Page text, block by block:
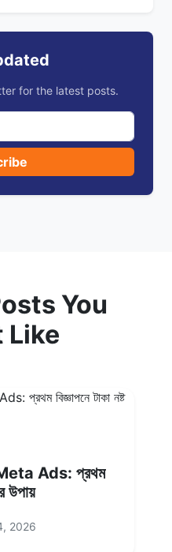
for the latest posts.
You
Like
Ads: প্রথম
উপায়
2026